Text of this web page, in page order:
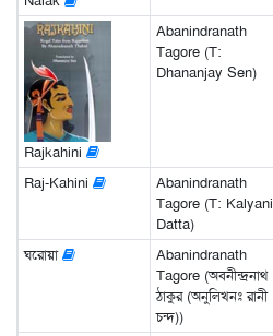
Rajkahini
Abanindranath
Tagore (T:
Dhananjay Sen)
Raj-Kahini
Abanindranath
Tagore (T: Kalyani
Datta)
ঘরোয়া
Abanindranath
Tagore (অবনীন্দ্রনাথ
ঠাকুর (অনুলিখনঃ রানী
চন্দ))